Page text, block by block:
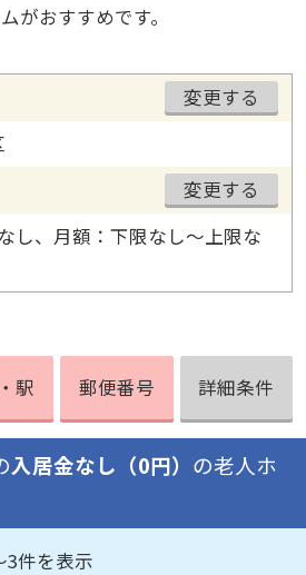
がおすすめです。
変更する
変更する
し、月額：下限なし〜上限な
駅 郵便番号 詳細条件
入居金なし（0円） の老人ホ
3件を表示